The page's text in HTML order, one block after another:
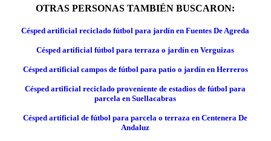
OTRAS PERSONAS TAMBIÉN BUSCARON:
Césped artificial reciclado fútbol para jardín en Fuentes De Agreda
Césped artificial fútbol para terraza o jardín en Verguizas
Césped artificial campos de fútbol para patio o jardín en Herreros
Césped artificial reciclado proveniente de estadios de fútbol para
parcela en Suellacabras
Césped artificial de fútbol para parcela o terraza en Centenera De
Andaluz